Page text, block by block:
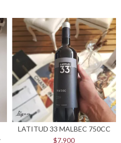
LATITUD 33 MALBEC 750CC
$7.900